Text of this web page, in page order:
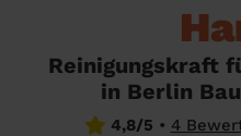
Reinigungskraft
in Berlin
4,8/5 • 4
Überall in Deutschland
Städte
Wuppertal
Die Regionen
Endreinigung
wissen solltest
Haushaltshilfe anmelden: